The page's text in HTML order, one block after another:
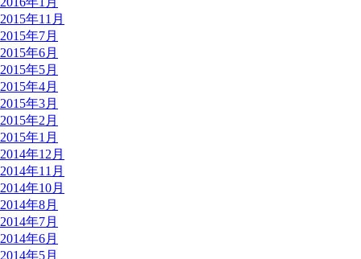
2015年11月
2015年7月
2015年6月
2015年5月
2015年4月
2015年3月
2015年2月
2015年1月
2014年12月
2014年11月
2014年10月
2014年8月
2014年7月
2014年6月
2014年5月